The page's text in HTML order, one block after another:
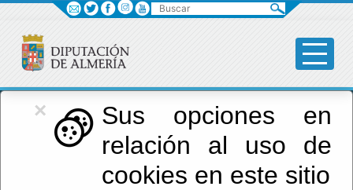
×
Sus opciones en
relación al uso de
cookies en este sitio
Diputación
Menú Diputación
Buscar